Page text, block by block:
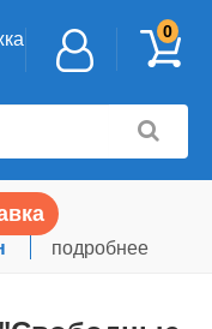
0
подробнее